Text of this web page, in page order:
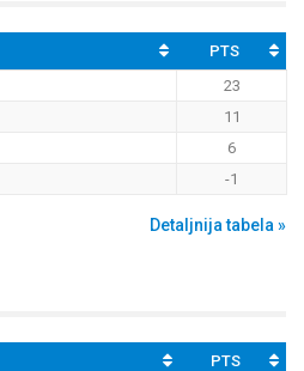
PTS
23
11
6
-1
Detaljnija tabela »
PTS